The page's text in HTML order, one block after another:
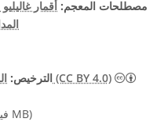
مصطلحات المعجم: أقمار غاليليو
الترخيص: المشاع الإبداعي نَسب المُصنَّف 4.0 دولي (CC BY 4.0)
فيديو 12.64 MB)